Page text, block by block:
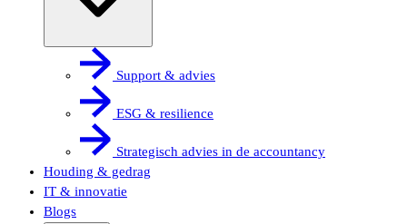
Support & advies
ESG & resilience
Strategisch advies in de accountancy
Houding & gedrag
IT & innovatie
Blogs